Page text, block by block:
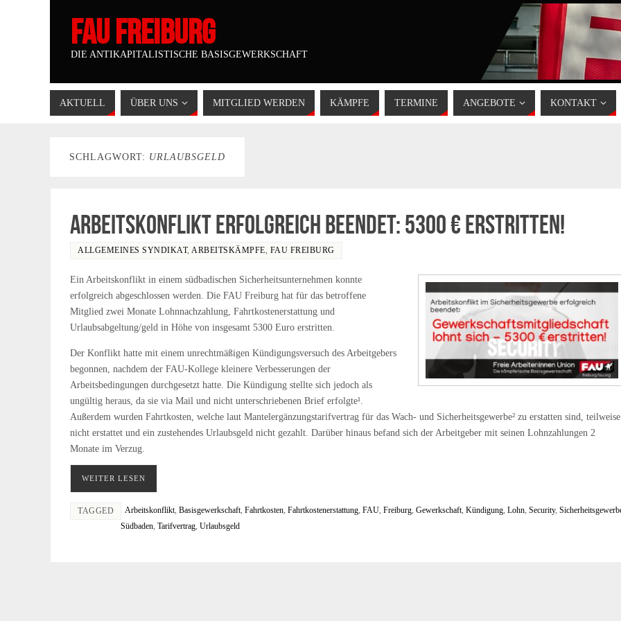
FAU FREIBURG
DIE ANTIKAPITALISTISCHE BASISGEWERKSCHAFT
AKTUELL ÜBER UNS MITGLIED WERDEN KÄMPFE TERMINE ANGEBOTE KONTAKT
SCHLAGWORT: URLAUBSGELD
Arbeitskonflikt erfolgreich beendet: 5300 € erstritten!
ALLGEMEINES SYNDIKAT, ARBEITSKÄMPFE, FAU FREIBURG
Ein Arbeitskonflikt in einem südbadischen Sicherheitsunternehmen konnte
erfolgreich abgeschlossen werden. Die FAU Freiburg hat für das betroffene
Mitglied zwei Monate Lohnnachzahlung, Fahrtkostenerstattung und
Urlaubsabgeltung/geld in Höhe von insgesamt 5300 Euro erstritten.
Der Konflikt hatte mit einem unrechtmäßigen Kündigungsversuch des Arbeitgebers
begonnen, nachdem der FAU-Kollege kleinere Verbesserungen der
Arbeitsbedingungen durchgesetzt hatte. Die Kündigung stellte sich jedoch als
ungültig heraus, da sie via Mail und nicht unterschriebenen Brief erfolgte¹.
Außerdem wurden Fahrtkosten, welche laut Mantelergänzungstarifvertrag für das Wach- und Sicherheitsgewerbe² zu erstatten sind, teilweise
nicht erstattet und ein zustehendes Urlaubsgeld nicht gezahlt. Darüber hinaus befand sich der Arbeitgeber mit seinen Lohnzahlungen 2
Monate im Verzug.
WEITER LESEN
TAGGED Arbeitskonflikt, Basisgewerkschaft, Fahrtkosten, Fahrtkostenerstattung, FAU, Freiburg, Gewerkschaft, Kündigung, Lohn, Security,
Südbaden, Tarifvertrag, Urlaubsgeld